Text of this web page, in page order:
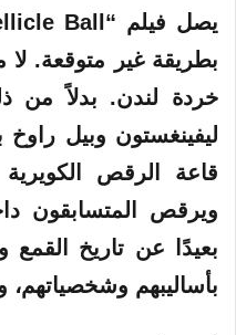
بطريقة غير متوقعة.
خردة لندن. بدلاً من
ليفينغستون وبيل
قاعة الرقص
ويرقص المتسابقون
بعيدًا عن تاريخ القمع
بأساليبهم وشخصياتهم،